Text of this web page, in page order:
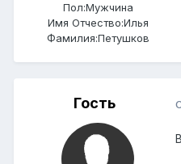
Пол:Мужчина
Имя Отчество:Илья
Фамилия:Петушков
Гость